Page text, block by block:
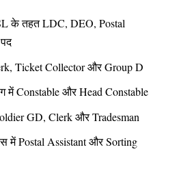
के तहत LDC, DEO, Postal
Ticket Collector और Group D
में Constable और Head Constable
GD, Clerk और Tradesman
में Postal Assistant और Sorting